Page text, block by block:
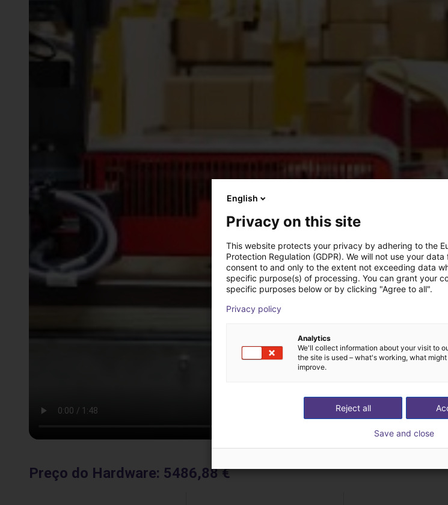
Preço do Hardware: 5486,88 €
English
Privacy on this site
This website protects your privacy by adhering to the
Protection Regulation (GDPR). We will not use your
consent to and only to the extent not exceeding data
specific purpose(s) of processing. You can grant your
specific purposes below or by clicking "Agree to all".
Privacy policy
Analytics
We'll collect information about your visit to
the site is used – what's working, what
improve.
Reject all
Save and close